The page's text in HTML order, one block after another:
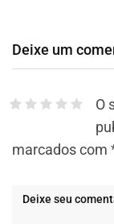
Deixe um
O
marcados com